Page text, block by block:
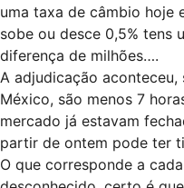
uma taxa de câmbio hoje
sobe ou desce 0,5% tens
diferença de milhões….
A adjudicação
México, são menos 7
mercado já estavam
partir de ontem pode ter
O que corresponde a